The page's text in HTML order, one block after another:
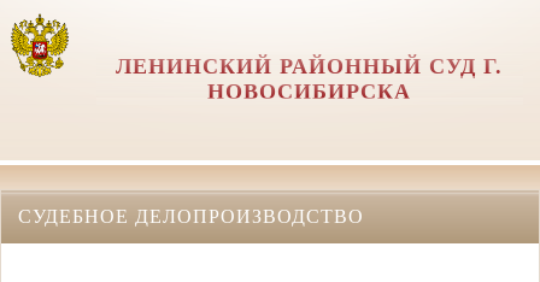
ЛЕНИНСКИЙ РАЙОННЫЙ СУД Г.
НОВОСИБИРСКА
СУДЕБНОЕ ДЕЛОПРОИЗВОДСТВО